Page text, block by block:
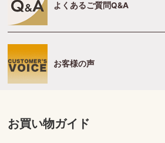
よくあるご質問Q&A
お客様の声
お買い物ガイド